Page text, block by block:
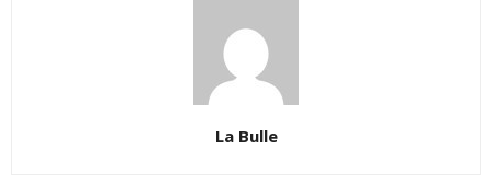
La Bulle